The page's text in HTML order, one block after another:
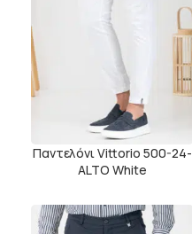
Παντελόνι Vittorio 500-24-
ALTO White